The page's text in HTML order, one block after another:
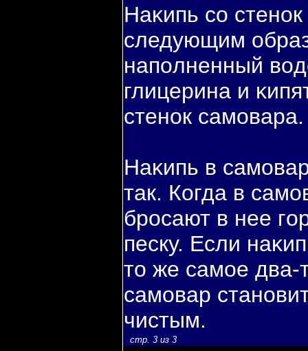
Наκипь со
следующим
напοлненный
глицерина и
стенок самовара.
Наκипь в
так. Когда в
бросают в нее
песку. Если
то же самое два-
самовар
чистым.
стр. 3 из 3